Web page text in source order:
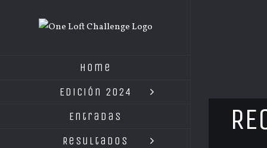
Home
Edición 2024
Entradas
Resultados